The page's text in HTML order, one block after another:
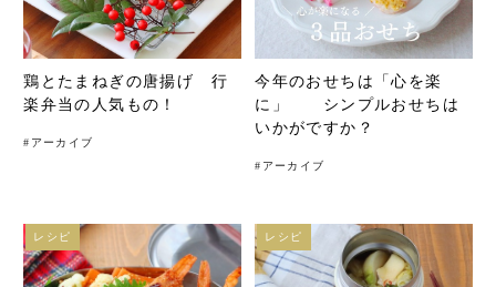
鶏とたまねぎの唐揚げ 行
楽弁当の人気もの！
# アーカイブ
今年のおせちは「心を楽
に」 シンプルおせちは
いかがですか？
# アーカイブ
レシピ レシピ